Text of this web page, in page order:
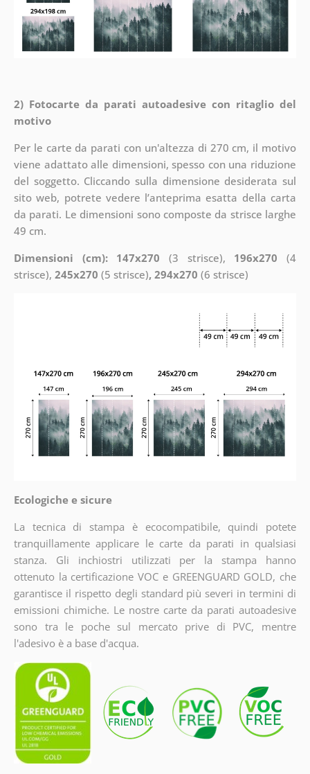
2) Fotocarte da parati autoadesive con ritaglio del
motivo
Per le carte da parati con un'altezza di 270 cm, il motivo
viene adattato alle dimensioni, spesso con una riduzione
del soggetto. Cliccando sulla dimensione desiderata sul
sito web, potrete vedere l’anteprima esatta della carta
da parati. Le dimensioni sono composte da strisce larghe
49 cm.
Dimensioni (cm): 147x270 (3 strisce), 196x270 (4
strisce), 245x270 (5 strisce), 294x270 (6 strisce)
Ecologiche e sicure
La tecnica di stampa è ecocompatibile, quindi potete
tranquillamente applicare le carte da parati in qualsiasi
stanza. Gli inchiostri utilizzati per la stampa hanno
ottenuto la certificazione VOC e GREENGUARD GOLD, che
garantisce il rispetto degli standard più severi in termini di
emissioni chimiche. Le nostre carte da parati autoadesive
sono tra le poche sul mercato prive di PVC, mentre
l'adesivo è a base d'acqua.